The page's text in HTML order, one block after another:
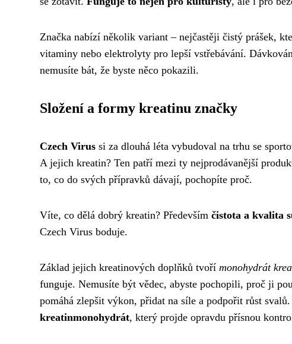
Značka nabízí několik variant – nejčastěji čistý prášek,
vitaminy nebo elektrolyty pro lepší vstřebávání.
nemusíte bát, že byste něco pokazili.
Složení a formy kreatinu značky
Czech Virus si za dlouhá léta vybudoval na trhu se
A jejich kreatin? Ten patří mezi ty nejprodávanější
to, co do svých přípravků dávají, pochopíte proč.
Víte, co dělá dobrý kreatin? Především čistota a kvalita
Czech Virus boduje.
Základ jejich kreatinových doplňků tvoří monohydrát
funguje. Nemusíte být vědec, abyste pochopili, proč ji
pomáhá zlepšit výkon, přidat na síle a podpořit růst
kreatinmonohydrát, který projde opravdu přísnou